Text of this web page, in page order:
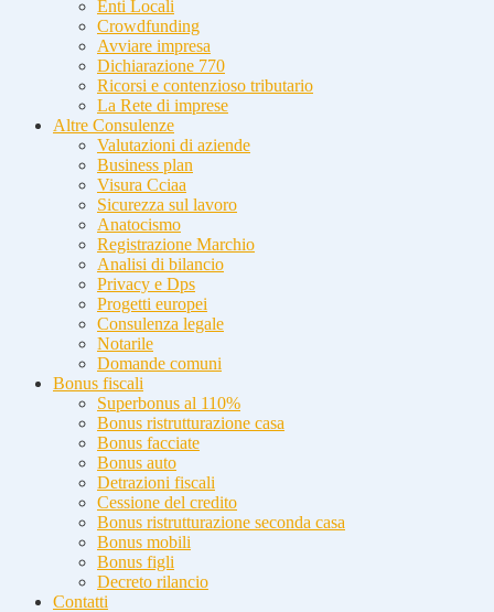
Enti Locali
Crowdfunding
Avviare impresa
Dichiarazione 770
Ricorsi e contenzioso tributario
La Rete di imprese
Altre Consulenze
Valutazioni di aziende
Business plan
Visura Cciaa
Sicurezza sul lavoro
Anatocismo
Registrazione Marchio
Analisi di bilancio
Privacy e Dps
Progetti europei
Consulenza legale
Notarile
Domande comuni
Bonus fiscali
Superbonus al 110%
Bonus ristrutturazione casa
Bonus facciate
Bonus auto
Detrazioni fiscali
Cessione del credito
Bonus ristrutturazione seconda casa
Bonus mobili
Bonus figli
Decreto rilancio
Contatti